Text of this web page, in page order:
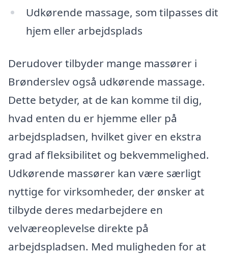
Udkørende massage, som tilpasses dit
hjem eller arbejdsplads
Derudover tilbyder mange massører i
Brønderslev også udkørende massage.
Dette betyder, at de kan komme til dig,
hvad enten du er hjemme eller på
arbejdspladsen, hvilket giver en ekstra
grad af fleksibilitet og bekvemmelighed.
Udkørende massører kan være særligt
nyttige for virksomheder, der ønsker at
tilbyde deres medarbejdere en
velværeoplevelse direkte på
arbejdspladsen. Med muligheden for at